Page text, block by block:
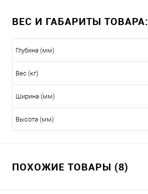
ВЕС И ГАБАРИТЫ ТОВАРА:
Глубина (мм)
Вес (кг)
Ширина (мм)
Высота (мм)
ПОХОЖИЕ ТОВАРЫ (8)